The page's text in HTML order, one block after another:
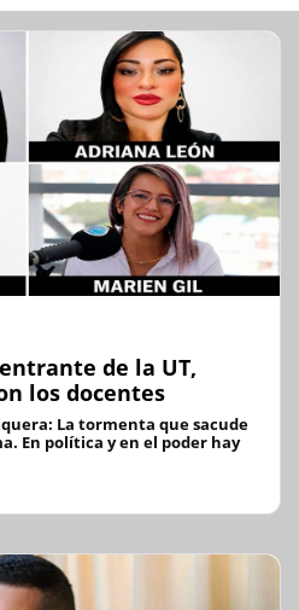
de la UT,
los docentes
La tormenta que sacude
En política y en el poder hay